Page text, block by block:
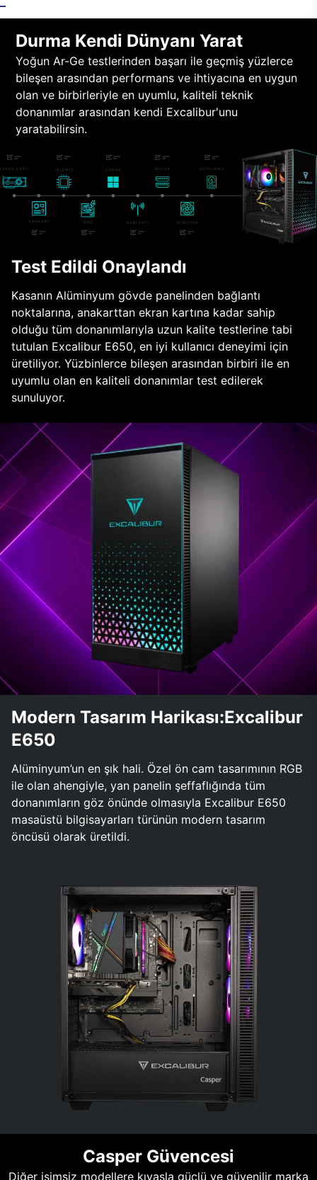
Durma Kendi Dünyanı Yarat
Yoğun Ar-Ge testlerinden başarı ile geçmiş yüzlerce
bileşen arasından performans ve ihtiyacına en uygun
olan ve birbirleriyle en uyumlu, kaliteli teknik
donanımlar arasından kendi Excalibur'unu
yaratabilirsin.
Test Edildi Onaylandı
Kasanın Alüminyum gövde panelinden bağlantı
noktalarına, anakarttan ekran kartına kadar sahip
olduğu tüm donanımlarıyla uzun kalite testlerine tabi
tutulan Excalibur E650, en iyi kullanıcı deneyimi için
üretiliyor. Yüzbinlerce bileşen arasından birbiri ile en
uyumlu olan en kaliteli donanımlar test edilerek
sunuluyor.
Modern Tasarım Harikası:Excalibur
E650
Alüminyum’un en şık hali. Özel ön cam tasarımının RGB
ile olan ahengiyle, yan panelin şeffaflığında tüm
donanımların göz önünde olmasıyla Excalibur E650
masaüstü bilgisayarları türünün modern tasarım
öncüsü olarak üretildi.
Casper Güvencesi
Diğer isimsiz modellere kıyasla güçlü ve güvenilir marka